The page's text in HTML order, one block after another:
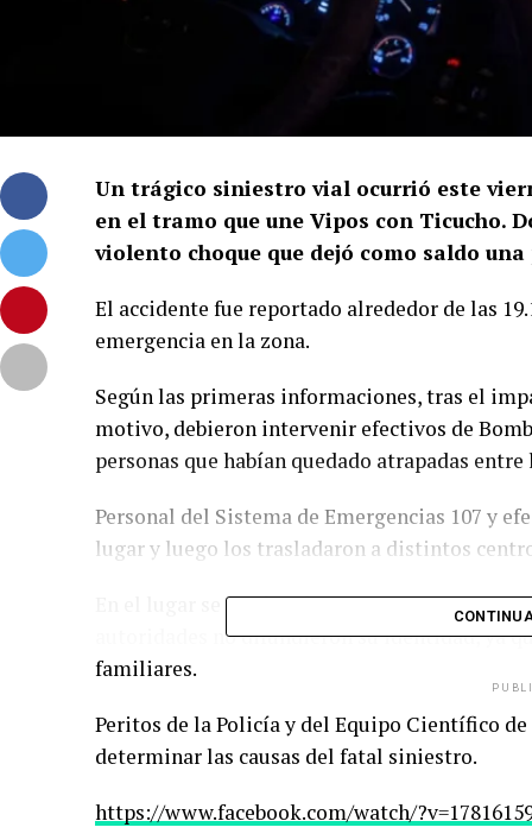
Un trágico siniestro vial ocurrió este
en el tramo que une Vipos con Ticucho.
violento choque que dejó como saldo
El accidente fue reportado alrededor de las
emergencia en la zona.
Según las primeras informaciones, tras el
motivo, debieron intervenir efectivos de
personas que habían quedado atrapadas
Personal del Sistema de Emergencias 107 y
lugar y luego los trasladaron a distintos
En el lugar se confirmó la muerte de uno de
autoridades no difundieron su identidad, ya
familiares.
Peritos de la Policía y del Equipo Científico
determinar las causas del fatal siniestro.
https://www.facebook.com/watch/